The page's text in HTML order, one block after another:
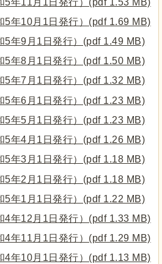
5年10月1日発行）(pdf 1.69 MB)
5年9月1日発行）(pdf 1.49 MB)
5年8月1日発行）(pdf 1.50 MB)
5年7月1日発行）(pdf 1.32 MB)
5年6月1日発行）(pdf 1.23 MB)
5年5月1日発行）(pdf 1.23 MB)
5年4月1日発行）(pdf 1.26 MB)
5年3月1日発行）(pdf 1.18 MB)
5年2月1日発行）(pdf 1.18 MB)
5年1月1日発行）(pdf 1.22 MB)
4年12月1日発行）(pdf 1.33 MB)
4年11月1日発行）(pdf 1.29 MB)
4年10月1日発行）(pdf 1.13 MB)